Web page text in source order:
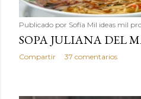
Publicado por Sofía Mil ideas mil
SOPA JULIANA DEL
Compartir 37 comentarios